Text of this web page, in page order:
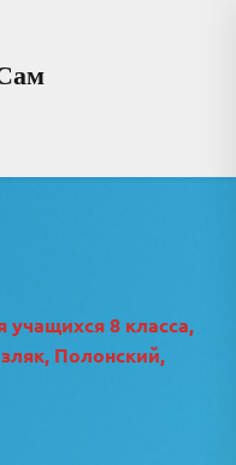
8 класса,
Полонский,